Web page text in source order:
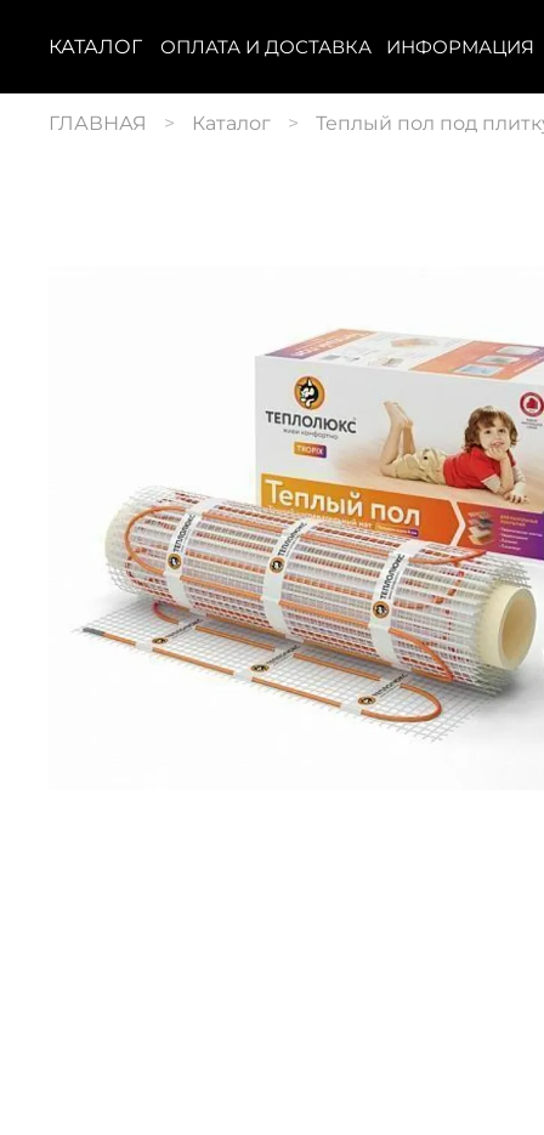
КАТАЛОГ ОПЛАТА И ДОСТАВКА ИНФОРМАЦИЯ
ГЛАВНАЯ Каталог Теплый пол под